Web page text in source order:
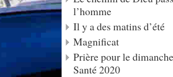
l’homme
Il y a des matins d’été
Magnificat
Prière pour le
Santé 2020